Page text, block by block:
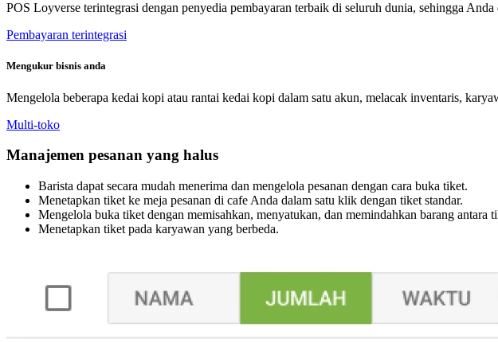
POS Loyverse terintegrasi dengan penyedia pembayaran terbaik di seluruh dunia, sehingga
Pembayaran terintegrasi
Mengukur bisnis anda
Mengelola beberapa kedai kopi atau rantai kedai kopi dalam satu akun, melacak inventaris,
Multi-toko
Manajemen pesanan yang halus
Barista dapat secara mudah menerima dan mengelola pesanan dengan cara buka tiket.
Menetapkan tiket ke meja pesanan di cafe Anda dalam satu klik dengan tiket standar.
Mengelola buka tiket dengan memisahkan, menyatukan, dan memindahkan barang antara
Menetapkan tiket pada karyawan yang berbeda.